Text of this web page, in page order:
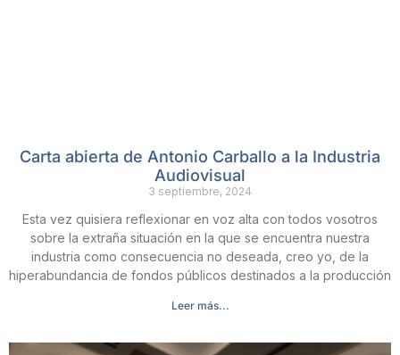
Carta abierta de Antonio Carballo a la Industria
Audiovisual
3 septiembre, 2024
Esta vez quisiera reflexionar en voz alta con todos vosotros
sobre la extraña situación en la que se encuentra nuestra
industria como consecuencia no deseada, creo yo, de la
hiperabundancia de fondos públicos destinados a la producción
Leer más...